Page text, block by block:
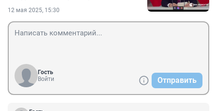
12 мая 2025, 15:30
Гость
Войти
Отправить